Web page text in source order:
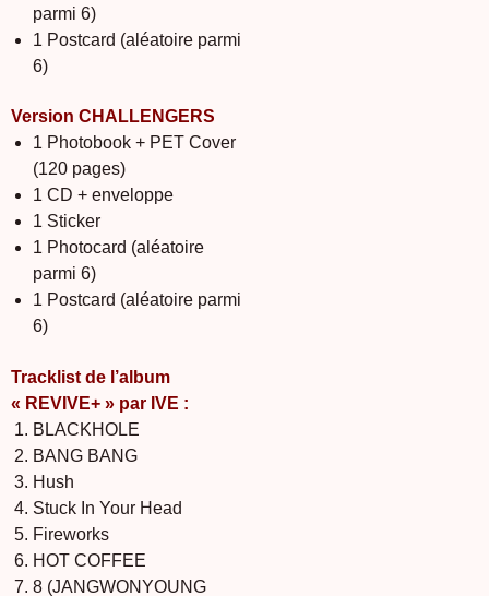
parmi 6)
1 Postcard (aléatoire parmi
6)
Version CHALLENGERS
1 Photobook + PET Cover
(120 pages)
1 CD + enveloppe
1 Sticker
1 Photocard (aléatoire
parmi 6)
1 Postcard (aléatoire parmi
6)
Tracklist de l’album
« REVIVE+ » par IVE :
BLACKHOLE
BANG BANG
Hush
Stuck In Your Head
Fireworks
HOT COFFEE
8 (JANGWONYOUNG